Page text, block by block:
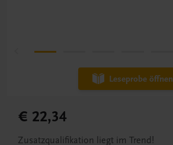
Leseprobe öffnen
€ 22,34
Zusatzqualifikation liegt im Trend!